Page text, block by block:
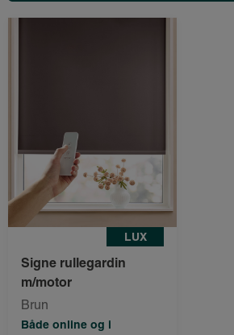
LUX
Signe rullegardin
m/motor
Brun
Både online og i